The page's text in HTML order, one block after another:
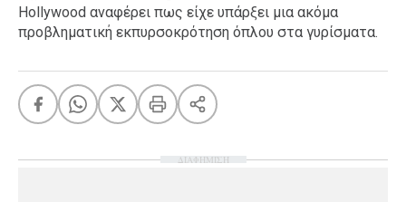
Hollywood αναφέρει πως είχε υπάρξει μια ακόμα
προβληματική εκπυρσοκρότηση όπλου στα γυρίσματα.
ΔΙΑΦΗΜΙΣΗ